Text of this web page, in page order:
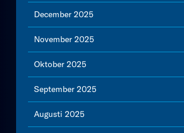
December 2025
November 2025
Oktober 2025
September 2025
Augusti 2025